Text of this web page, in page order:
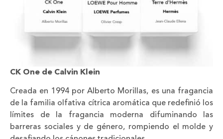
CK One de Calvin Klein
Creada en 1994 por Alberto Morillas, es una fragancia
de la familia olfativa cítrica aromática que redefinió los
límites de la fragancia moderna difuminando las
barreras sociales y de género, rompiendo el molde y